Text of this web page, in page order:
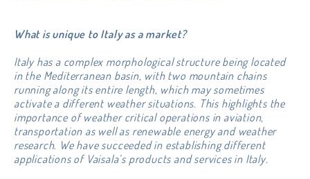
What is unique to Italy as a market?
Italy has a complex morphological structure being located
in the Mediterranean basin, with two mountain chains
running along its entire length, which may sometimes
activate a different weather situations. This highlights the
importance of weather critical operations in aviation,
transportation as well as renewable energy and weather
research. We have succeeded in establishing different
applications of Vaisala’s products and services in Italy.